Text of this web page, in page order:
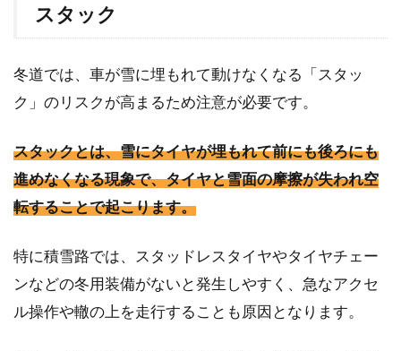
スタック
冬道では、車が雪に埋もれて動けなくなる「スタッ
ク」のリスクが高まるため注意が必要です。
スタックとは、雪にタイヤが埋もれて前にも後ろにも
進めなくなる現象で、タイヤと雪面の摩擦が失われ空
転することで起こります。
特に積雪路では、スタッドレスタイヤやタイヤチェー
ンなどの冬用装備がないと発生しやすく、急なアクセ
ル操作や轍の上を走行することも原因となります。